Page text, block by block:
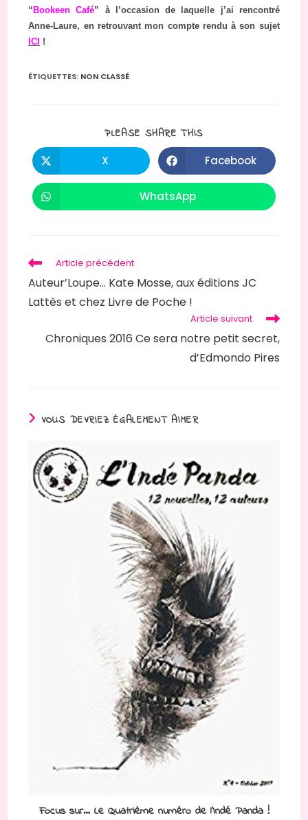
“Bookeen Café” à l’occasion de laquelle j’ai rencontré
Anne-Laure, en retrouvant mon compte rendu à son sujet
ICI !
ÉTIQUETTES: NON CLASSÉ
PLEASE SHARE THISPARTAGER
CONTENU
Ouvrir
dans
une
X Ouvrir
dans
une
Facebook
Ouvrir
dans
WhatsApp
Read
articles
Article précédent
Auteur’Loupe… Kate Mosse, aux éditions JC
Lattès et chez Livre de Poche !
Article suivant
Chroniques 2016 Ce sera notre petit secret,
d’Edmondo Pires
VOUS DEVRIEZ ÉGALEMENT AIMER
Focus sur… Le Quatrième numéro de l’Indé Panda !